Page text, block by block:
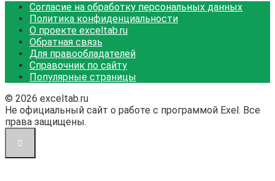
Согласие на обработку персональных данных
Политика конфиденциальности
О проекте exceltab.ru
Обратная связь
Для правообладателей
Справочник по сайту
Популярные страницы
© 2026 exceltab.ru
Не официальный сайт о работе с программой Exel. Все
права защищены.